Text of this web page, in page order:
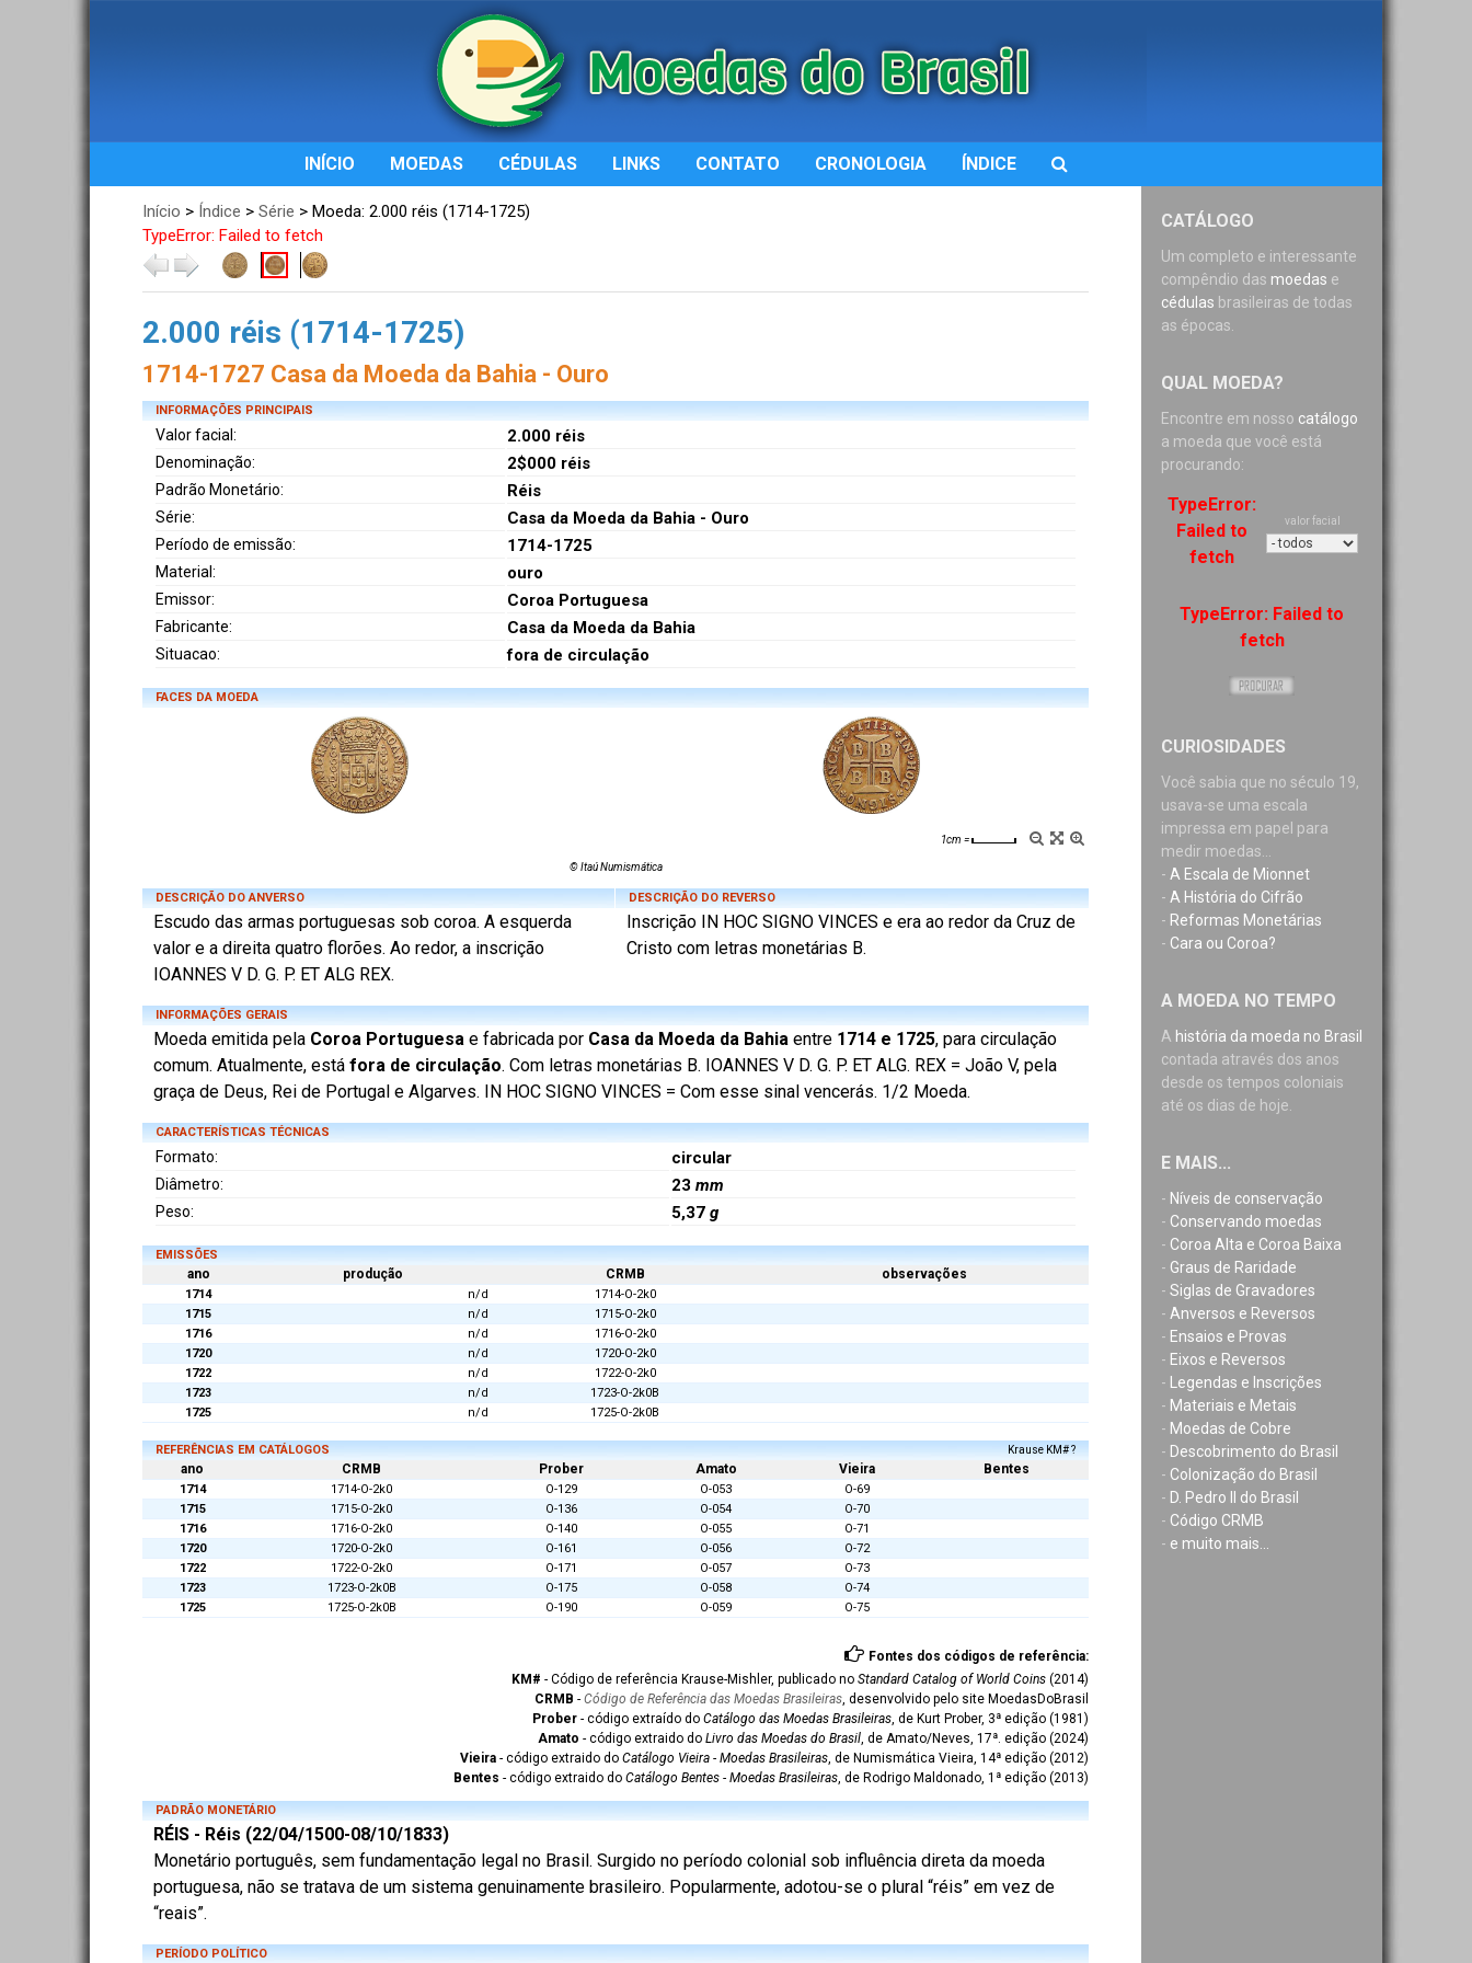
INÍCIO MOEDAS CÉDULAS LINKS CONTATO CRONOLOGIA ÍNDICE
CATÁLOGO
Um completo e interessante
compêndio das moedas e
cédulas brasileiras de todas
as épocas.
QUAL MOEDA?
Encontre em nosso catálogo
a moeda que você está
procurando:
TypeError:
Failed to
fetch
valor facial
TypeError: Failed to
fetch
CURIOSIDADES
Você sabia que no século 19,
usava-se uma escala
impressa em papel para
medir moedas...
- A Escala de Mionnet
- A História do Cifrão
- Reformas Monetárias
- Cara ou Coroa?
A MOEDA NO TEMPO
A história da moeda no Brasil
contada através dos anos
desde os tempos coloniais
até os dias de hoje.
E MAIS...
- Níveis de conservação
- Conservando moedas
- Coroa Alta e Coroa Baixa
- Graus de Raridade
- Siglas de Gravadores
- Anversos e Reversos
- Ensaios e Provas
- Eixos e Reversos
-
Legendas e Inscrições
- Materiais e Metais
- Moedas de Cobre
- Descobrimento do Brasil
- Colonização do Brasil
- D. Pedro II do Brasil
- Código CRMB
- e muito mais...
Início > Índice > Série > Moeda: 2.000 réis (1714-1725)
TypeError: Failed to fetch
2.000 réis (1714-1725)
1714-1727 Casa da Moeda da Bahia - Ouro
INFORMAÇÕES PRINCIPAIS
Valor facial: 2.000 réis
Denominação: 2$000 réis
Padrão Monetário: Réis
Série: Casa da Moeda da Bahia - Ouro
Período de emissão: 1714-1725
Material: ouro
Emissor: Coroa Portuguesa
Fabricante: Casa da Moeda da Bahia
Situacao: fora de circulação
FACES DA MOEDA
1cm =
© Itaú Numismática
DESCRIÇÃO DO ANVERSO
Escudo das armas portuguesas sob coroa. A esquerda
valor e a direita quatro florões. Ao redor, a inscrição
IOANNES V D. G. P. ET ALG REX.
DESCRIÇÃO DO REVERSO
Inscrição IN HOC SIGNO VINCES e era ao redor da Cruz de
Cristo com letras monetárias B.
INFORMAÇÕES GERAIS
Moeda emitida pela Coroa Portuguesa e fabricada por Casa da Moeda da Bahia entre 1714 e 1725, para circulação
comum. Atualmente, está fora de circulação. Com letras monetárias B. IOANNES V D. G. P. ET ALG. REX = João V, pela
graça de Deus, Rei de Portugal e Algarves. IN HOC SIGNO VINCES = Com esse sinal vencerás. 1/2 Moeda.
CARACTERÍSTICAS TÉCNICAS
Formato: circular
Diâmetro: 23 mm
Peso: 5,37 g
EMISSÕES
ano produção CRMB observações
1714 n/d
1714-O-2k0
1715
n/d
1715-O-2k0
1716
n/d
1716-O-2k0
1720
n/d
1720-O-2k0
1722
n/d
1722-O-2k0
1723
n/d
1723-O-2k0B
1725
n/d 1725-O-2k0B
REFERÊNCIAS EM CATÁLOGOS Krause KM# ?
ano CRMB Prober Amato Vieira Bentes
1714 1714-O-2k0 O-129 O-053
O-69
1715
1715-O-2k0 O-136 O-054
O-70
1716
1716-O-2k0 O-140 O-055
O-71
1720
1720-O-2k0 O-161 O-056
O-72
1722
1722-O-2k0 O-171 O-057
O-73
1723
1723-O-2k0B O-175 O-058
O-74
1725
1725-O-2k0B O-190 O-059 O-75
Fontes dos códigos de referência:
KM# - Código de referência Krause-Mishler, publicado no Standard Catalog of World Coins (2014)
CRMB - Código de Referência das Moedas Brasileiras, desenvolvido pelo site MoedasDoBrasil
Prober - código extraído do Catálogo das Moedas Brasileiras, de Kurt Prober, 3ª edição (1981)
Amato - código extraido do Livro das Moedas do Brasil, de Amato/Neves, 17ª. edição (2024)
Vieira - código extraido do Catálogo Vieira - Moedas Brasileiras, de Numismática Vieira, 14ª edição (2012)
Bentes - código extraido do Catálogo Bentes - Moedas Brasileiras, de Rodrigo Maldonado, 1ª edição (2013)
PADRÃO MONETÁRIO
RÉIS - Réis (22/04/1500-08/10/1833)
Monetário português, sem fundamentação legal no Brasil. Surgido no período colonial sob influência direta da moeda
portuguesa, não se tratava de um sistema genuinamente brasileiro. Popularmente, adotou-se o plural “réis” em vez de
“reais”.
PERÍODO POLÍTICO